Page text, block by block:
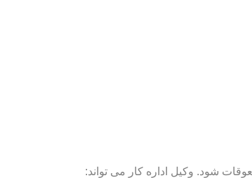
شود. وکیل اداره کار می تواند: